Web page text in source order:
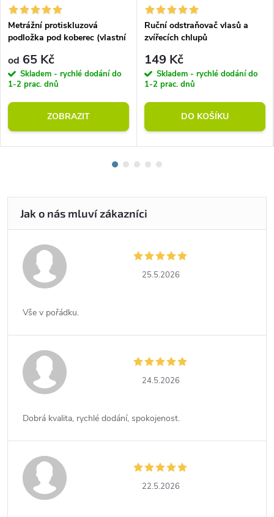
Metrážní protiskluzová
podložka pod koberec (vlastní
od 65 Kč
Skladem - rychlé dodání do
1-2 prac. dnů
ZOBRAZIT
Ruční odstraňovač vlasů a
zvířecích chlupů
149 Kč
Skladem - rychlé dodání do
1-2 prac. dnů
DO KOŠÍKU
25.5.2026
Vše v pořádku.
24.5.2026
Dobrá kvalita, rychlé dodání, spokojenost.
22.5.2026